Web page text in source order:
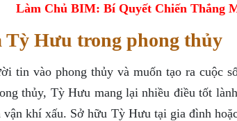
Làm Chủ BIM: Bí Quyết Chiến Thắng
Tỳ Hưu trong phong thủy
tin vào phong thủy và muốn tạo ra cuộc
thủy, Tỳ Hưu mang lại nhiều điều tốt
vận khí xấu. Sở hữu Tỳ Hưu tại gia đình